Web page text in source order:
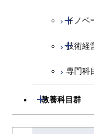
イノベ
開閉
技術経
開閉
専門科
教養科目群
開閉
文系教
大学院課程を切り替える